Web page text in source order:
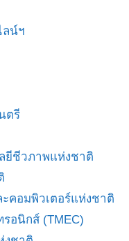
ลน์ฯ
ตรี
ยีชีวภาพแห่งชาติ
คอมพิวเตอร์แห่งชาติ
อนิกส์ (TMEC)